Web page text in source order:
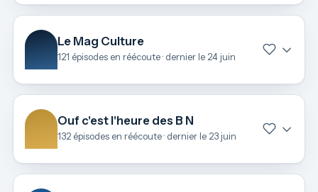
Le Mag Culture
121 épisodes en réécoute · dernier le 24 juin
Ouf c'est l'heure des B N
132 épisodes en réécoute · dernier le 23 juin